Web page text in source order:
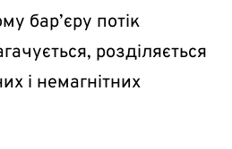
бар’єру потік
розділяється
і немагнітних